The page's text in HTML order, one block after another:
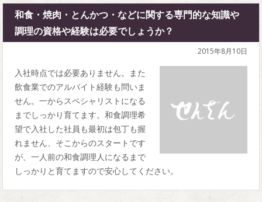
和食・焼肉・とんかつ・などに関する専門的な知識や
調理の資格や経験は必要でしょうか？
2015年8月10日
入社時点では必要ありません。また
飲食業でのアルバイト経験も問いま
せん。一からスペシャリストになる
までしっかり育てます。和食調理希
望で入社した社員も最初は包丁も握
れません、そこからのスタートです
が、一人前の和食調理人になるまで
しっかりと育てますので安心してください。